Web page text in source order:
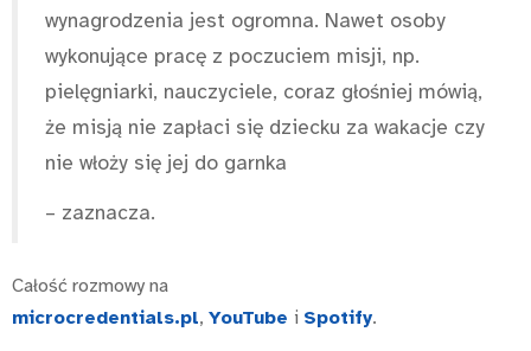
wynagrodzenia jest ogromna. Nawet osoby
wykonujące pracę z poczuciem misji, np.
pielęgniarki, nauczyciele, coraz głośniej mówią,
że misją nie zapłaci się dziecku za wakacje czy
nie włoży się jej do garnka
– zaznacza.
Całość rozmowy na
microcredentials.pl, YouTube i Spotify.